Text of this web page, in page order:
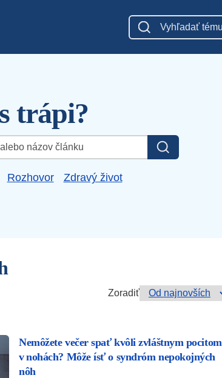
trápi?
Rozhovor Zdravý život
Zoradiť
Nemôžete večer spať kvôli zvláštnym pocitom
v nohách? Môže ísť o syndróm nepokojných
nôh